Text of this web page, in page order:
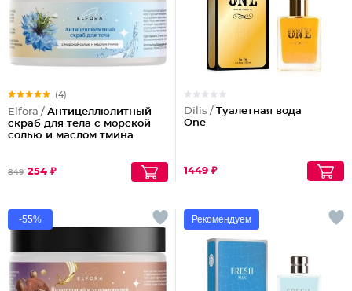
(4)
Elfora / Антицеллюлитный
скраб для тела с морской
солью и маслом тмина
849 254 ₽
Dilis / Туалетная вода
One
1449 ₽
-55% Рекомендуем